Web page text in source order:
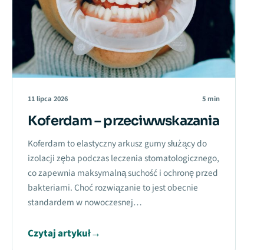
11 lipca 2026 5 min
Koferdam – przeciwwskazania
Koferdam to elastyczny arkusz gumy służący do
izolacji zęba podczas leczenia stomatologicznego,
co zapewnia maksymalną suchość i ochronę przed
bakteriami. Choć rozwiązanie to jest obecnie
standardem w nowoczesnej…
Czytaj artykuł→